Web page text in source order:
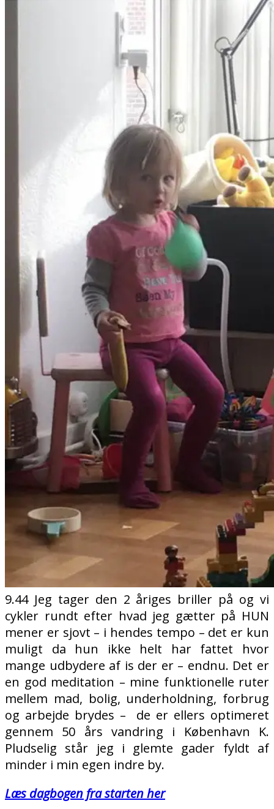
9.44 Jeg tager den 2 åriges briller på og vi
cykler rundt efter hvad jeg gætter på HUN
mener er sjovt – i hendes tempo – det er kun
muligt da hun ikke helt har fattet hvor
mange udbydere af is der er – endnu. Det er
en god meditation – mine funktionelle ruter
mellem mad, bolig, underholdning, forbrug
og arbejde brydes –
de er ellers optimeret
gennem 50 års vandring i København K.
Pludselig står jeg i glemte gader fyldt af
minder i min egen indre by.
Læs dagbogen fra starten her